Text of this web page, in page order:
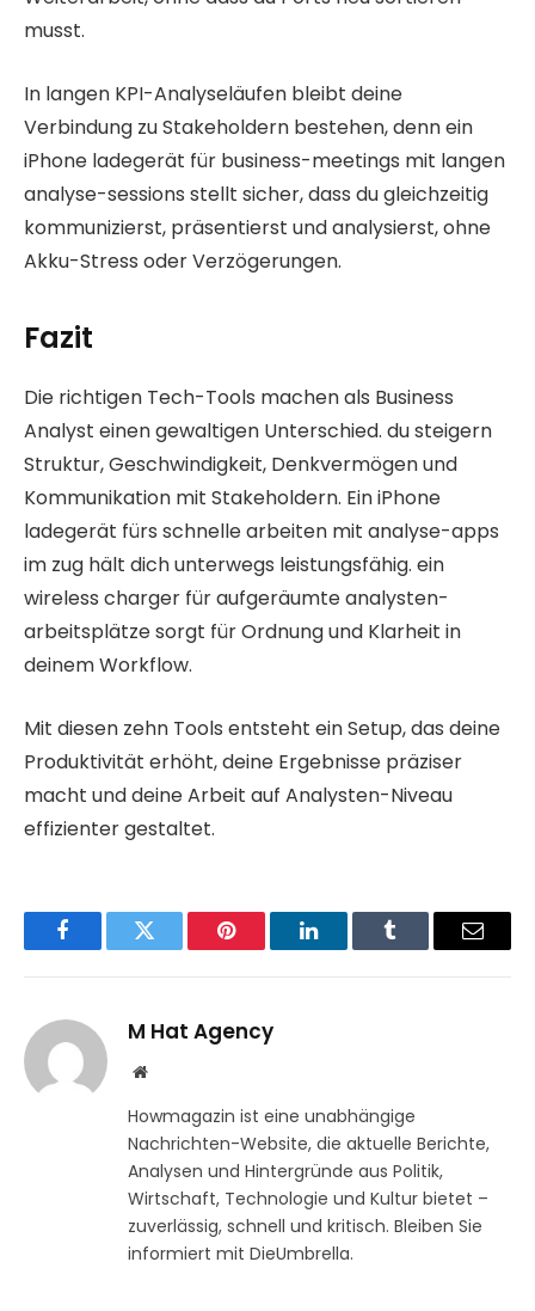
musst.
In langen KPI-Analyseläufen bleibt deine
Verbindung zu Stakeholdern bestehen, denn ein
iPhone ladegerät für business-meetings mit langen
analyse-sessions stellt sicher, dass du gleichzeitig
kommunizierst, präsentierst und analysierst, ohne
Akku-Stress oder Verzögerungen.
Fazit
Die richtigen Tech-Tools machen als Business
Analyst einen gewaltigen Unterschied. du steigern
Struktur, Geschwindigkeit, Denkvermögen und
Kommunikation mit Stakeholdern. Ein iPhone
ladegerät fürs schnelle arbeiten mit analyse-apps
im zug hält dich unterwegs leistungsfähig. ein
wireless charger für aufgeräumte analysten-
arbeitsplätze sorgt für Ordnung und Klarheit in
deinem Workflow.
Mit diesen zehn Tools entsteht ein Setup, das deine
Produktivität erhöht, deine Ergebnisse präziser
macht und deine Arbeit auf Analysten-Niveau
effizienter gestaltet.
FacebookTwitter Pinterest LinkedInTumblr Email
M Hat Agency
Website
Howmagazin ist eine unabhängige
Nachrichten-Website, die aktuelle Berichte,
Analysen und Hintergründe aus Politik,
Wirtschaft, Technologie und Kultur bietet –
zuverlässig, schnell und kritisch. Bleiben Sie
informiert mit DieUmbrella.